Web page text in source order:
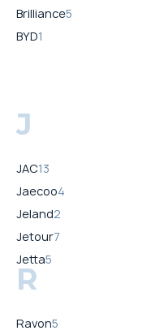
Brilliance5
BYD1
J
JAC13
Jaecoo4
Jeland2
Jetour7
Jetta5
R
Ravon5